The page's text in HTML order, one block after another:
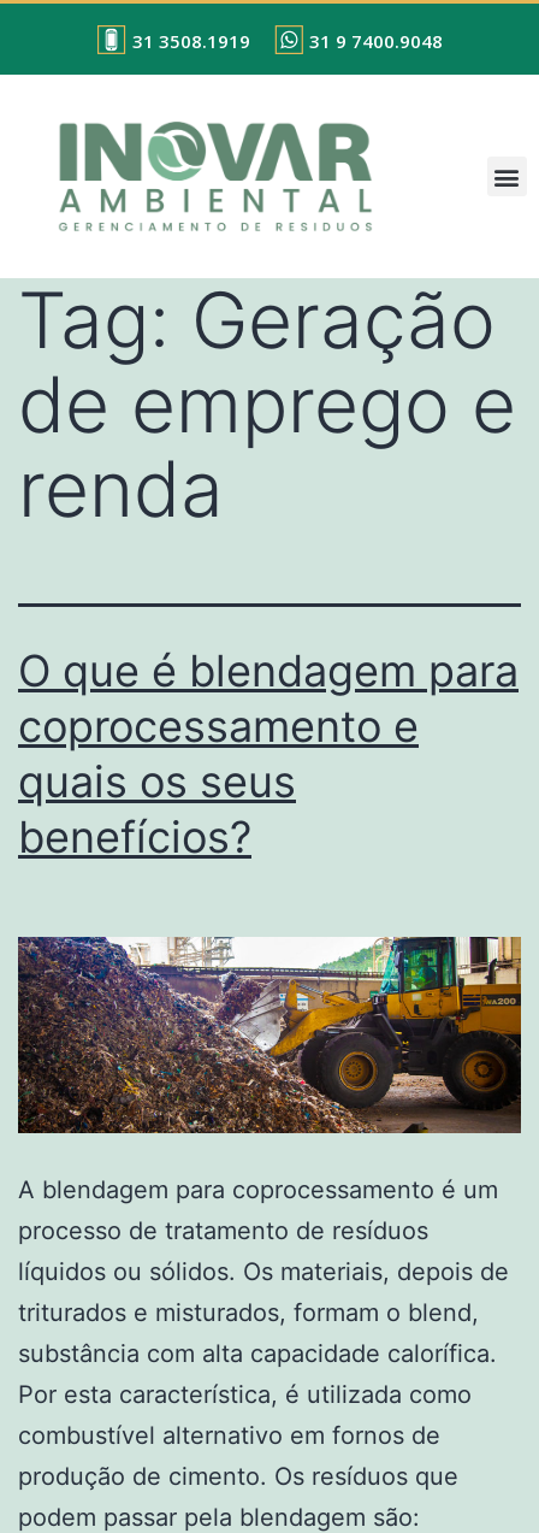
31 3508.1919 31 9 7400.9048
Tag: Geração
de emprego e
renda
O que é blendagem para
coprocessamento e
quais os seus
benefícios?
A blendagem para coprocessamento é um
processo de tratamento de resíduos
líquidos ou sólidos. Os materiais, depois de
triturados e misturados, formam o blend,
substância com alta capacidade calorífica.
Por esta característica, é utilizada como
combustível alternativo em fornos de
produção de cimento. Os resíduos que
podem passar pela blendagem são: